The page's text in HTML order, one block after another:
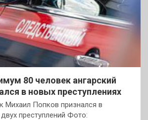
80 человек ангарский
в новых преступлениях
Михаил Попков признался в
преступлений Фото: